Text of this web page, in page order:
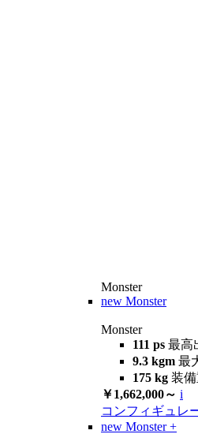
Monster
new Monster
Monster
111 ps 最高
9.3 kgm 最
175 kg 装備
￥1,662,000～ i
コンフィギュレ
new Monster +